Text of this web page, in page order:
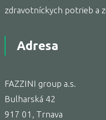
zdravotníckych potrieb a
Adresa
FAZZINI group a.s.
Bulharská 42
917 01, Trnava